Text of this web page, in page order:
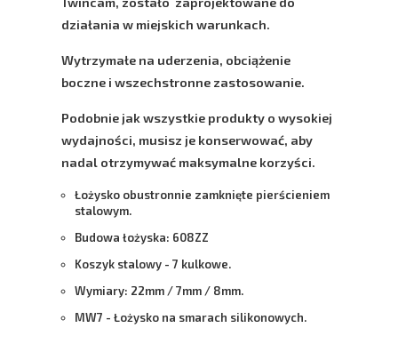
działania w miejskich warunkach.
Wytrzymałe na uderzenia, obciążenie
boczne i wszechstronne zastosowanie.
Podobnie jak wszystkie produkty o wysokiej
wydajności, musisz je konserwować, aby
nadal otrzymywać maksymalne korzyści.
Łożysko obustronnie zamknięte pierścieniem
stalowym.
Budowa łożyska: 608ZZ
Koszyk stalowy - 7 kulkowe.
Wymiary: 22mm / 7mm / 8mm.
MW7 - Łożysko na smarach silikonowych.